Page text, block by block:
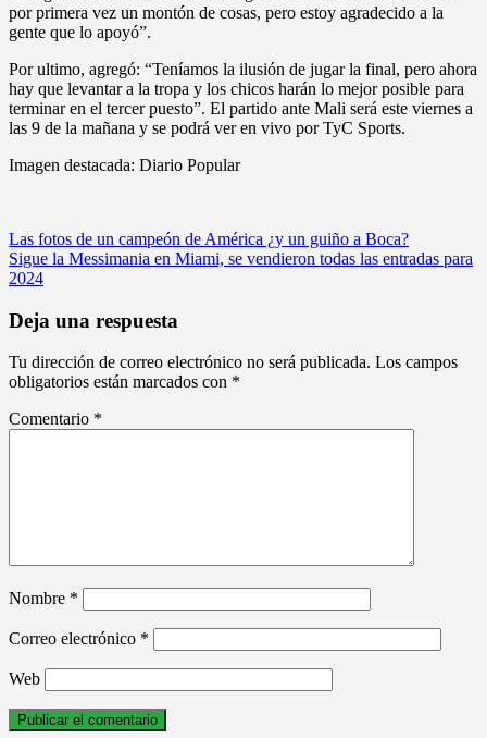
por primera vez un montón de cosas, pero estoy agradecido a la
gente que lo apoyó”.
Por ultimo, agregó: “Teníamos la ilusión de jugar la final, pero ahora
hay que levantar a la tropa y los chicos harán lo mejor posible para
terminar en el tercer puesto”. El partido ante Mali será este viernes a
las 9 de la mañana y se podrá ver en vivo por TyC Sports.
Imagen destacada: Diario Popular
Navegación
de
Las fotos de un campeón de América ¿y un guiño a Boca?
Sigue la Messimania en Miami, se vendieron todas las entradas para
2024
Deja una respuesta
Tu dirección de correo electrónico no será publicada. Los campos
obligatorios están marcados con *
Comentario *
Nombre *
Correo electrónico *
Web